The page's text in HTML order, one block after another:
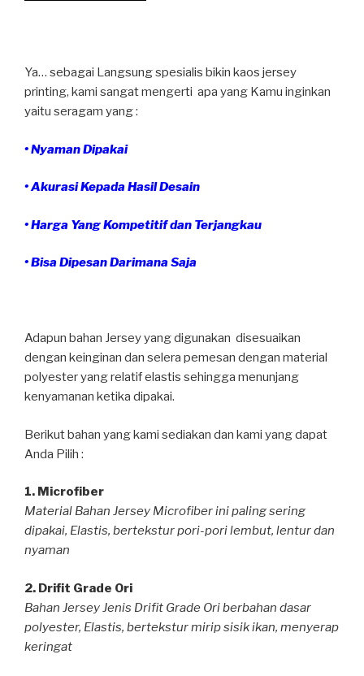
Ya… sebagai Langsung spesialis bikin kaos jersey
printing, kami sangat mengerti apa yang Kamu inginkan
yaitu seragam yang :
• Nyaman Dipakai
• Akurasi Kepada Hasil Desain
• Harga Yang Kompetitif dan Terjangkau
• Bisa Dipesan Darimana Saja
Adapun bahan Jersey yang digunakan disesuaikan
dengan keinginan dan selera pemesan dengan material
polyester yang relatif elastis sehingga menunjang
kenyamanan ketika dipakai.
Berikut bahan yang kami sediakan dan kami yang dapat
Anda Pilih :
1. Microfiber
Material Bahan Jersey Microfiber ini paling sering
dipakai, Elastis, bertekstur pori-pori lembut, lentur dan
nyaman
2. Drifit Grade Ori
Bahan Jersey Jenis Drifit Grade Ori berbahan dasar
polyester, Elastis, bertekstur mirip sisik ikan, menyerap
keringat